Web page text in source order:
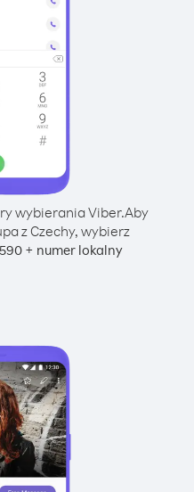
wybierania Viber.Aby
z Czechy, wybierz
590 + numer lokalny